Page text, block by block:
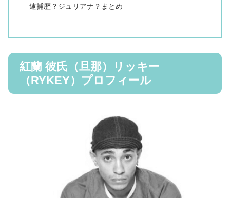
逮捕歴？ジュリアナ？まとめ
紅蘭 彼氏（旦那）リッキー
（RYKEY）プロフィール